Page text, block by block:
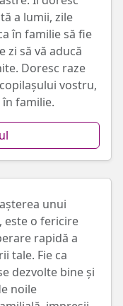
a lumii, zile
în familie să fie
zi să vă aducă
Doresc raze
vostru,
familie.
unui
este o fericire
rapidă a
tale. Fie ca
dezvolte bine și
noile